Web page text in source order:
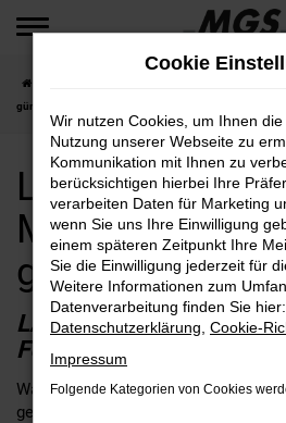
Zum
springen
günstig kaufen
Land Rover für
Marktredwitz
günstig kaufen
LAND ROVER
FÜR SIE IN
Wann immer neue Land Rover
gelangen, ist die Medienresonanz
Cookie
Wir nutzen Cookies, um Ihnen
Nutzung unserer Webseite zu
Kommunikation mit Ihnen zu
berücksichtigen hierbei Ihre
verarbeiten Daten für Marketing
wenn Sie uns Ihre Einwilligung
einem späteren Zeitpunkt Ihre
Sie die Einwilligung jederzeit für
Weitere Informationen zum
Datenverarbeitung finden Sie hier:
Datenschutzerklärung Cookie-
Impressum
Folgende Kategorien von Cookies